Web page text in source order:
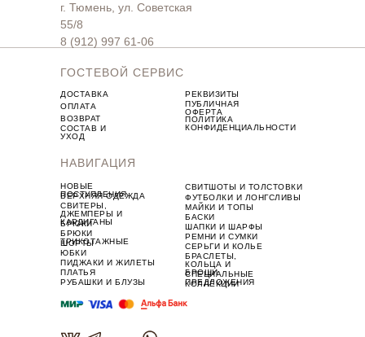
ГОСТЕВОЙ СЕРВИС
г. Тюмень, ул. Советская
55/8
8 (912) 997 61-06
НАВИГАЦИЯ
ДОСТАВКА
ВОЗВРАТ
СОСТАВ И
УХОД
РЕКВИЗИТЫ
ПОЛИТИКА
КОНФИДЕНЦИАЛЬНОСТИ
ОПЛАТА
ПУБЛИЧНАЯ
ОФЕРТА
ПЛАТЬЯ
ПИДЖАКИ И ЖИЛЕТЫ
НОВЫЕ
ПОСТУПЛЕНИЯ
СВИТЕРЫ,
ДЖЕМПЕРЫ И
КАРДИГАНЫ
ШОРТЫ
БРЮКИ
ТРИКОТАЖНЫЕ
БРЮКИ
ЮБКИ
ВЕРХНЯЯ ОДЕЖДА
РУБАШКИ И БЛУЗЫ
СПЕЦИАЛЬНЫЕ
ПРЕДЛОЖЕНИЯ
КОЛЛЕКЦИИ
БАСКИ
РЕМНИ И СУМКИ
ФУТБОЛКИ И ЛОНГСЛИВЫ
СВИТШОТЫ И ТОЛСТОВКИ
МАЙКИ И ТОПЫ
БРАСЛЕТЫ,
КОЛЬЦА И
БРОШИ
СЕРЬГИ И КОЛЬЕ
ШАПКИ И ШАРФЫ